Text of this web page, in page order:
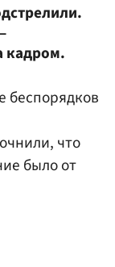
кадром.
беспорядков
что
было от